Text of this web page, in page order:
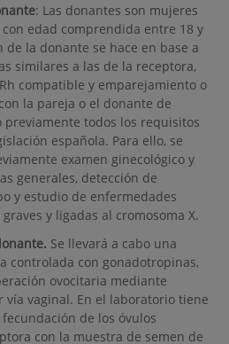
: Las donantes son mujeres
edad comprendida entre 18 y
de la donante se hace en base a
similares a las de la receptora,
compatible y emparejamiento o
la pareja o el donante de
previamente todos los requisitos
española. Para ello, se
examen ginecológico y
generales, detección de
y estudio de enfermedades
y ligadas al cromosoma X.
Se llevará a cabo una
controlada con gonadotropinas,
ovocitaria mediante
vía vaginal. En el laboratorio tiene
de los óvulos
con la muestra de semen de